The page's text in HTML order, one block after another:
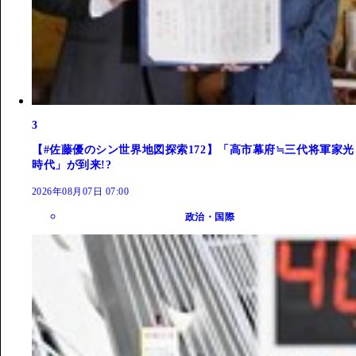
3
【#佐藤優のシン世界地図探索172】「高市幕府≒三代将軍家光
時代」が到来!?
2026年08月07日 07:00
政治・国際